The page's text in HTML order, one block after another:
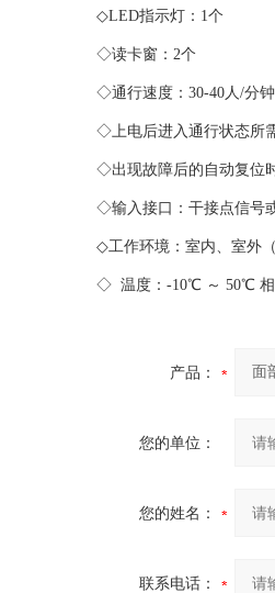
◇LED指示灯：1个
◇读卡窗：2个
◇通行速度：30-40人/分钟
◇上电后进入通行状态所
◇出现故障后的自动复位
◇输入接口：干接点信号或
◇工作环境：室内、室外（
◇ 温度：-10℃ ～ 50℃ 相
产品：
您的单位：
您的姓名：
联系电话：